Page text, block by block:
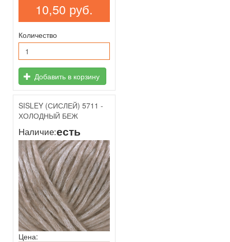
10,50 руб.
Количество
Добавить в корзину
SISLEY (СИСЛЕЙ) 5711 -
ХОЛОДНЫЙ БЕЖ
Наличие:есть
Цена: